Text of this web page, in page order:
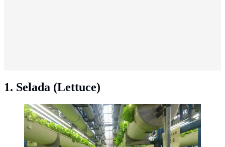
1. Selada (Lettuce)
Selada. (merdeka.com/Arie Basuki)